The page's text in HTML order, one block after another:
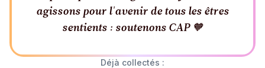
agissons pour l'avenir de tous les êtres
sentients : soutenons CAP 🧡
Déjà collectés :